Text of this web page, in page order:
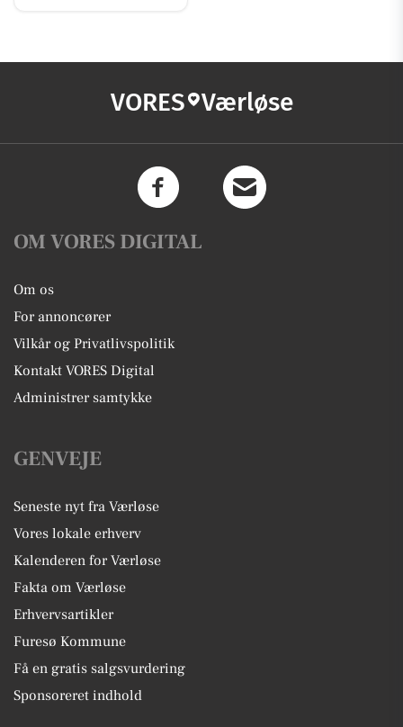
VORES Værløse
OM VORES DIGITAL
Om os
For annoncører
Vilkår og Privatlivspolitik
Kontakt VORES Digital
Administrer samtykke
GENVEJE
Seneste nyt fra Værløse
Vores lokale erhverv
Kalenderen for Værløse
Fakta om Værløse
Erhvervsartikler
Furesø Kommune
Få en gratis salgsvurdering
Sponsoreret indhold